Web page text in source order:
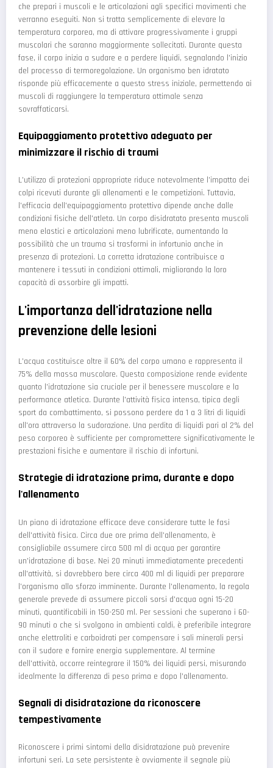
che prepari i muscoli e le articolazioni agli specifici movimenti che
verranno eseguiti. Non si tratta semplicemente di elevare la
temperatura corporea, ma di attivare progressivamente i gruppi
muscolari che saranno maggiormente sollecitati. Durante questa
fase, il corpo inizia a sudare e a perdere liquidi, segnalando l'inizio
del processo di termoregolazione. Un organismo ben idratato
risponde più efficacemente a questo stress iniziale, permettendo ai
muscoli di raggiungere la temperatura ottimale senza
sovraffaticarsi.
Equipaggiamento protettivo adeguato per
minimizzare il rischio di traumi
L'utilizzo di protezioni appropriate riduce notevolmente l'impatto dei
colpi ricevuti durante gli allenamenti e le competizioni. Tuttavia,
l'efficacia dell'equipaggiamento protettivo dipende anche dalle
condizioni fisiche dell'atleta. Un corpo disidratato presenta muscoli
meno elastici e articolazioni meno lubrificate, aumentando la
possibilità che un trauma si trasformi in infortunio anche in
presenza di protezioni. La corretta idratazione contribuisce a
mantenere i tessuti in condizioni ottimali, migliorando la loro
capacità di assorbire gli impatti.
L'importanza dell'idratazione nella
prevenzione delle lesioni
L'acqua costituisce oltre il 60% del corpo umano e rappresenta il
75% della massa muscolare. Questa composizione rende evidente
quanto l'idratazione sia cruciale per il benessere muscolare e la
performance atletica. Durante l'attività fisica intensa, tipica degli
sport da combattimento, si possono perdere da 1 a 3 litri di liquidi
all'ora attraverso la sudorazione. Una perdita di liquidi pari al 2% del
peso corporeo è sufficiente per compromettere significativamente le
prestazioni fisiche e aumentare il rischio di infortuni.
Strategie di idratazione prima, durante e dopo
l'allenamento
Un piano di idratazione efficace deve considerare tutte le fasi
dell'attività fisica. Circa due ore prima dell'allenamento, è
consigliabile assumere circa 500 ml di acqua per garantire
un'idratazione di base. Nei 20 minuti immediatamente precedenti
all'attività, si dovrebbero bere circa 400 ml di liquidi per preparare
l'organismo allo sforzo imminente. Durante l'allenamento, la regola
generale prevede di assumere piccoli sorsi d'acqua ogni 15-20
minuti, quantificabili in 150-250 ml. Per sessioni che superano i 60-
90 minuti o che si svolgono in ambienti caldi, è preferibile integrare
anche elettroliti e carboidrati per compensare i sali minerali persi
con il sudore e fornire energia supplementare. Al termine
dell'attività, occorre reintegrare il 150% dei liquidi persi, misurando
idealmente la differenza di peso prima e dopo l'allenamento.
Segnali di disidratazione da riconoscere
tempestivamente
Riconoscere i primi sintomi della disidratazione può prevenire
infortuni seri. La sete persistente è ovviamente il segnale più